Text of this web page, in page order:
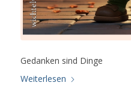
Gedanken sind Dinge
Weiterlesen